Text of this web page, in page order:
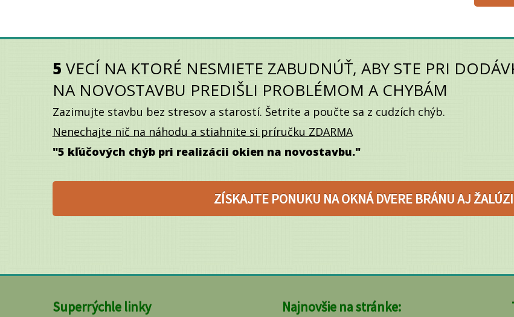
5 VECÍ NA KTORÉ NESMIETE ZABUDNÚŤ, ABY STE PRI
NA NOVOSTAVBU PREDIŠLI PROBLÉMOM A CHYBÁM
Zazimujte stavbu bez stresov a starostí. Šetrite a poučte sa z cudzích chýb.
Nenechajte nič na náhodu a stiahnite si príručku ZDARMA
"5 kľúčových chýb pri realizácii okien na novostavbu."
ZÍSKAJTE PONUKU NA OKNÁ DVERE BRÁNU AJ
Superrýchle linky Najnovšie na stránke: